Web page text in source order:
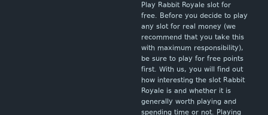
Play Rabbit Royale slot for
free. Before you decide to play
any slot for real money (we
recommend that you take this
with maximum responsibility),
be sure to play for free points
first. With us, you will find out
how interesting the slot Rabbit
Royale is and whether it is
generally worth playing and
spending time or not. Playing